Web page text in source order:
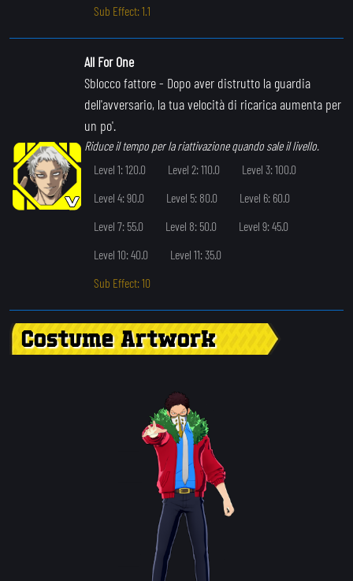
Sub Effect: 1.1
All For One
Sblocco fattore- Dopo aver distrutto la guardia
dell'avversario, la tua velocità di ricarica aumenta per
un po'.
Riduce il tempo per la riattivazione quando sale il livello.
Level 1: 120.0
Level 2: 110.0
Level 3: 100.0
Level 4: 90.0
Level 5: 80.0
Level 6: 60.0
Level 7: 55.0
Level 8: 50.0
Level 9: 45.0
Level 10: 40.0
Level 11: 35.0
Sub Effect: 10
Costume Artwork